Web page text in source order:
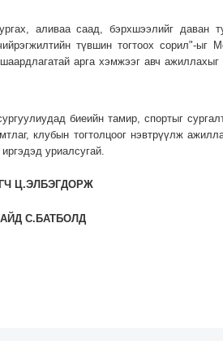
аливаа саад, бэрхшээлийг даван
түвшин тогтоох сорил"-ыг
арга хэмжээг авч
биеийн тамир, спортыг
клубын тогтолцоог нэвтрүүлж
уриалсугай.
Ц.ЭЛБЭГДОРЖ
С.БАТБОЛД